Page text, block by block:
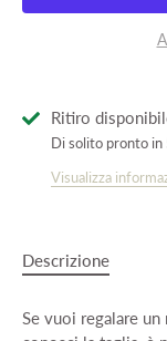
Ritiro
Di solito pronto in
Visualizza
Descrizione
Se vuoi regalare